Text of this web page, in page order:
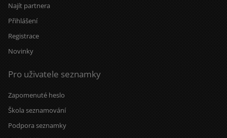
Najít partnera
Přihlášení
Registrace
Novinky
Pro uživatele seznamky
Zapomenuté heslo
Škola seznamování
Podpora seznamky